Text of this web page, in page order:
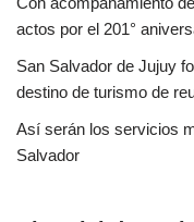
actos por el 201°
San Salvador de Jujuy
destino de turismo de
Así serán los servicios
Salvador